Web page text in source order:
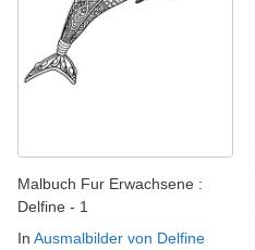
Malbuch Fur Erwachsene :
Delfine - 1
In Ausmalbilder von Delfine